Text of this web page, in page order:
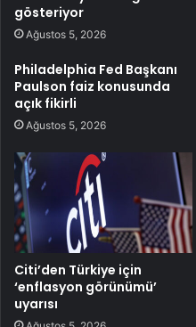
gösteriyor
Ağustos 5, 2026
Philadelphia Fed Başkanı
Paulson faiz konusunda
açık fikirli
Ağustos 5, 2026
Citi’den Türkiye için
‘enflasyon görünümü’
uyarısı